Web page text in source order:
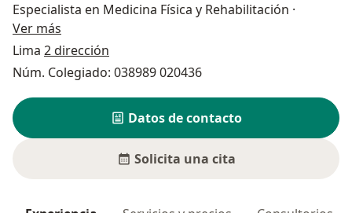
Especialista en Medicina Física y Rehabilitación ·
Ver más
Lima 2 dirección
Núm. Colegiado: 038989 020436
Datos de contacto
Solicita una cita